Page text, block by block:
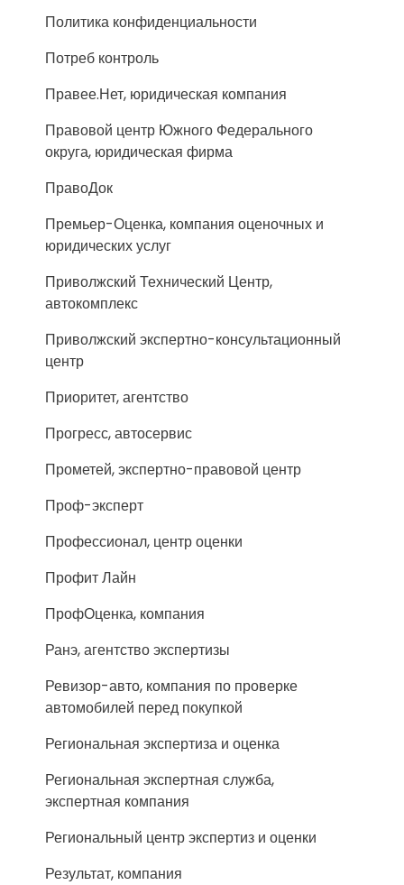
Политика конфиденциальности
Потреб контроль
Правее.Нет, юридическая компания
Правовой центр Южного Федерального
округа, юридическая фирма
ПравоДок
Премьер-Оценка, компания оценочных и
юридических услуг
Приволжский Технический Центр,
автокомплекс
Приволжский экспертно-консультационный
центр
Приоритет, агентство
Прогресс, автосервис
Прометей, экспертно-правовой центр
Проф-эксперт
Профессионал, центр оценки
Профит Лайн
ПрофОценка, компания
Ранэ, агентство экспертизы
Ревизор-авто, компания по проверке
автомобилей перед покупкой
Региональная экспертиза и оценка
Региональная экспертная служба,
экспертная компания
Региональный центр экспертиз и оценки
Результат, компания